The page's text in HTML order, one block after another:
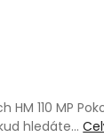
110 MP
hledáte…